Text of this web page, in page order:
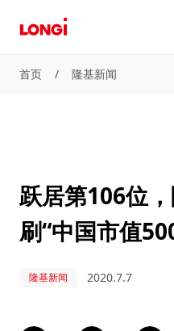
首页 / 隆基新闻
跃居第106位
刷“中国市值
隆基新闻 2020.7.7